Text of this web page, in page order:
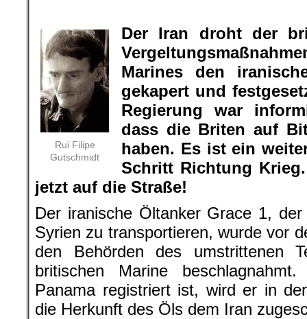
Rui Filipe
Gutschmidt
Der Iran droht der
Marines den
gekapert und
Regierung war
dass die Briten auf
haben. Es ist ein
Schritt Richtung
jetzt auf die Straße!
Der iranische Öltanker Grace 1,
Syrien zu transportieren, wurde vor
den Behörden des umstrittenen
britischen Marine
Panama registriert ist, wird er in der
die Herkunft des Öls dem Iran